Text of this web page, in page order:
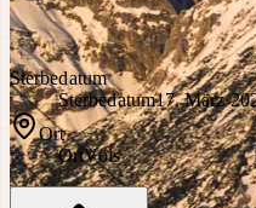
Sterbedatum
Sterbedatum17. März
Ort
OrtVöls